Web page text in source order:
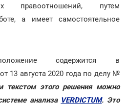
правоотношений, путем
а имеет самостоятельное
содержится в
13 августа 2020 года по делу №
текстом этого решения можно
анализа VERDICTUM. Это